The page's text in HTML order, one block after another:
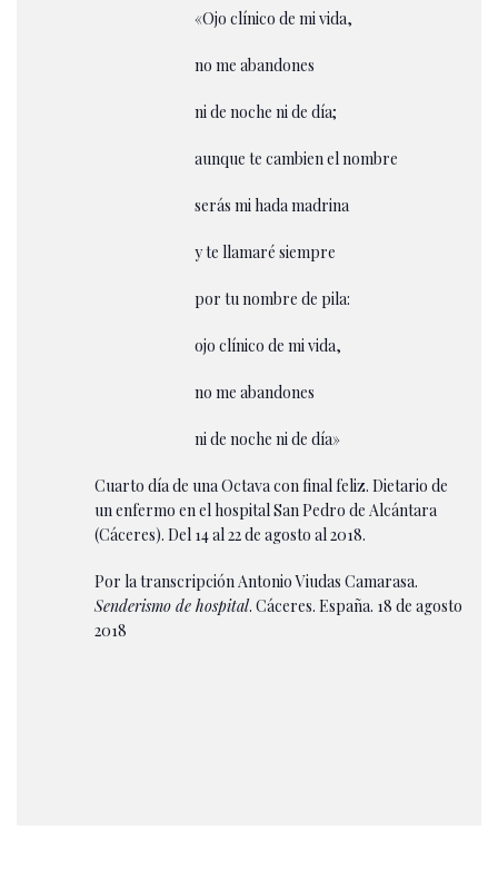
«Ojo clínico de mi vida,
no me abandones
ni de noche ni de día;
aunque te cambien el nombre
serás mi hada madrina
y te llamaré siempre
por tu nombre de pila:
ojo clínico de mi vida,
no me abandones
ni de noche ni de día»
Cuarto día de una Octava con final feliz. Dietario de
un enfermo en el hospital San Pedro de Alcántara
(Cáceres). Del 14 al 22 de agosto al 2018.
Por la transcripción Antonio Viudas Camarasa.
Senderismo de hospital. Cáceres. España. 18 de agosto
2018